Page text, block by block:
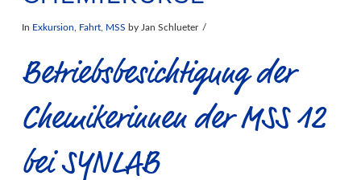
In Exkursion Fahrt, MSS by Jan Schlueter
Betriebsbesichtigung der
Chemikerinnen der MSS 12
bei SYNLAB